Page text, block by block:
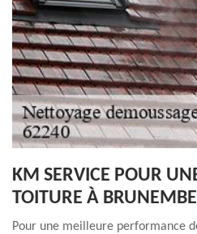
KM SERVICE POUR
TOITURE À
Pour une meilleure performance